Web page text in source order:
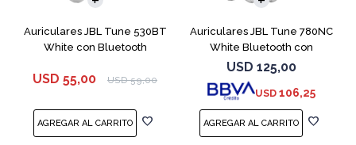
Auriculares JBL Tune 530BT
White con Bluetooth
USD 55,00 USD 59,00
Auriculares JBL Tune 780NC
White Bluetooth con
Micrófono
USD 125,00
USD 106,25